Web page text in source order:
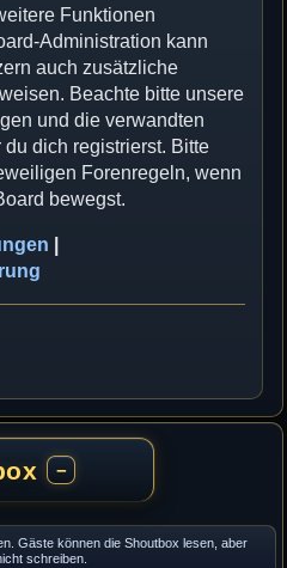
Funktionen
Administration kann
auch zusätzliche
Beachte bitte unsere
und die verwandten
dich registrierst. Bitte
Forenregeln, wenn
bewegst.
−
Gäste können die Shoutbox lesen, aber
schreiben.